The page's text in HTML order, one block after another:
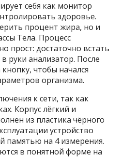
себя как монитор
здоровье.
процент жира, но и
Тела. Процесс
прост: достаточно встать
руки анализатор. После
чтобы начался
организма.
к сети, так как
Корпус лёгкий и
из пластика чёрного
устройство
памятью на 4 измерения.
в понятной форме на